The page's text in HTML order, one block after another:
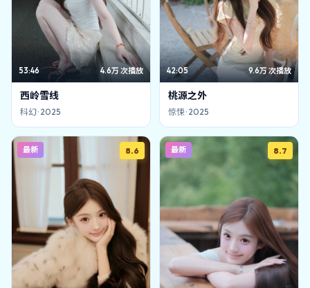
53:46 4.6万 次播放
西岭雪线
科幻· 2025
42:05 9.6万次播放
桃源之外
惊悚· 2025
最新 8.6 最新 8.7